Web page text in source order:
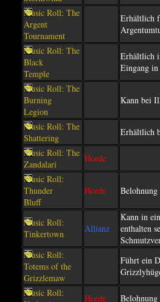
Music Roll: The
Argent
Tournament
Erhältlich
Music Roll: The
Black
Temple
Erhältlich
Eingang
Music Roll: The
Burning
Legion
Kann bei
Music Roll: The
Shattering
Erhältlich
Music Roll: The
Zandalari
Horde
Music Roll:
Thunder
Bluff
Horde
Music Roll:
Tinkertown
Allianz
Kann in
enthalten
Music Roll:
Totems of the
Grizzlemaw
Führt ein
Music Roll:
Horde